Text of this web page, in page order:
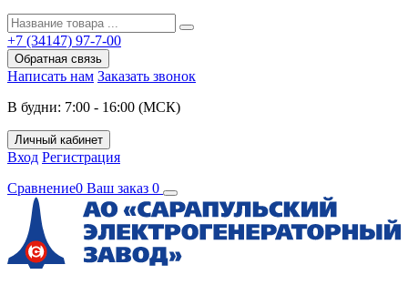
+7 (34147) 97-7-00
Обратная связь
Написать нам Заказать звонок
В будни: 7:00 - 16:00 (МСК)
Личный кабинет
Вход Регистрация
Сравнение0 Ваш заказ 0